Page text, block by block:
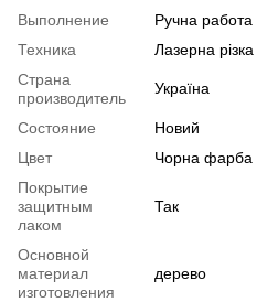
Выполнение
Ручна работа
Техника
Лазерна різка
Страна
производитель
Україна
Состояние
Новий
Цвет
Чорна фарба
Покрытие
защитным
лаком
Так
Основной
материал
изготовления
дерево